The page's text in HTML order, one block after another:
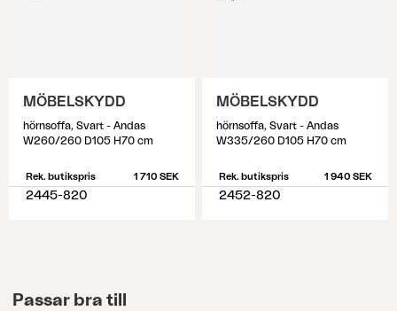
MÖBELSKYDD
hörnsoffa, Svart - Andas
W260/260 D105 H70 cm
Rek. butikspris 1 710 SEK
2445-820
MÖBELSKYDD
hörnsoffa, Svart - Andas
W335/260 D105 H70 cm
Rek. butikspris 1 940 SEK
2452-820
Passar bra till